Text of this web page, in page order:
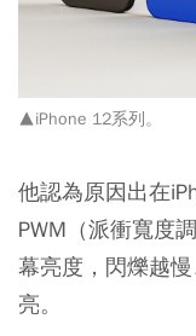
▲iPhone 12系列。
他認為原因出在
PWM（派衝寬度
幕亮度，閃爍越
亮。